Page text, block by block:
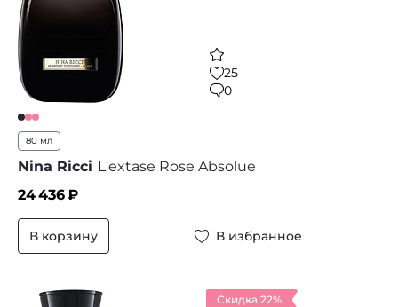
25
0
80 мл
Nina Ricci L'extase Rose Absolue
24 436₽
В корзину В избранное
Скидка 22%